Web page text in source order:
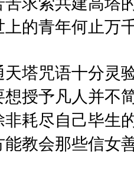
的青年何止万
塔咒语十分灵
授予凡人并不
耗尽自己毕生
教会那些信女